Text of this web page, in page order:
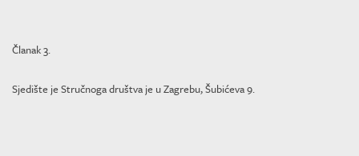
Članak 3.
Sjedište je Stručnoga društva je u Zagrebu, Šubićeva 9.